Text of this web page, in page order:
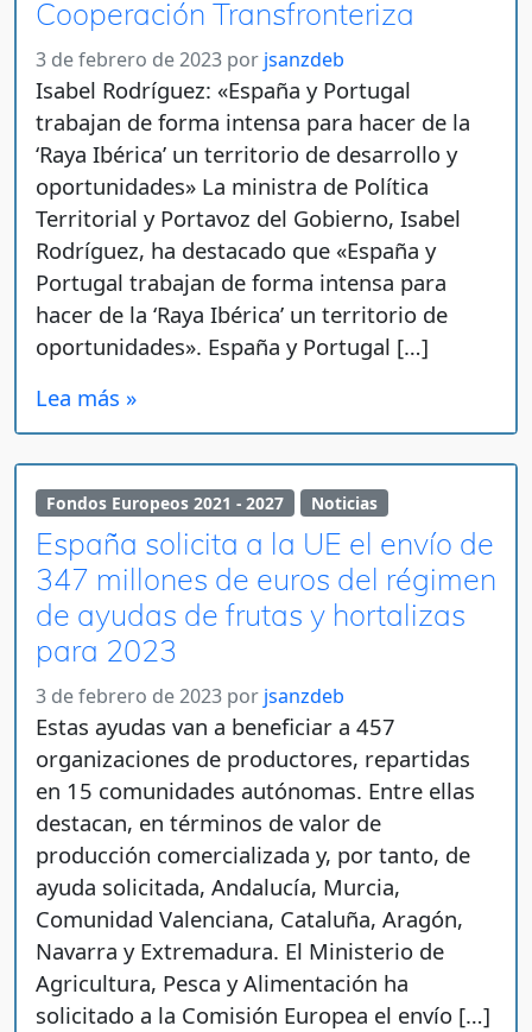
Cooperación Transfronteriza
3 de febrero de 2023 por jsanzdeb
Isabel Rodríguez: «España y Portugal
trabajan de forma intensa para hacer de la
‘Raya Ibérica’ un territorio de desarrollo y
oportunidades» La ministra de Política
Territorial y Portavoz del Gobierno, Isabel
Rodríguez, ha destacado que «España y
Portugal trabajan de forma intensa para
hacer de la ‘Raya Ibérica’ un territorio de
oportunidades». España y Portugal […]
Lea más »
Fondos Europeos 2021 - 2027 Noticias
España solicita a la UE el envío de
347 millones de euros del régimen
de ayudas de frutas y hortalizas
para 2023
3 de febrero de 2023 por jsanzdeb
Estas ayudas van a beneficiar a 457
organizaciones de productores, repartidas
en 15 comunidades autónomas. Entre ellas
destacan, en términos de valor de
producción comercializada y, por tanto, de
ayuda solicitada, Andalucía, Murcia,
Comunidad Valenciana, Cataluña, Aragón,
Navarra y Extremadura. El Ministerio de
Agricultura, Pesca y Alimentación ha
solicitado a la Comisión Europea el envío […]